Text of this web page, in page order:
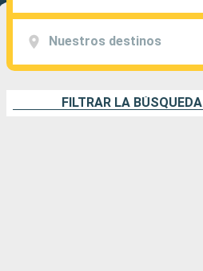
Nuestros destinos
FILTRAR LA BÚSQUEDA